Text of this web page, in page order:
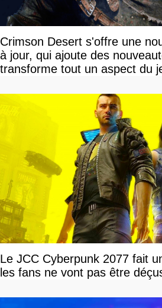
Crimson Desert s'offre une
à jour, qui ajoute des
transforme tout un aspect du
Le JCC Cyberpunk 2077 fait
les fans ne vont pas être